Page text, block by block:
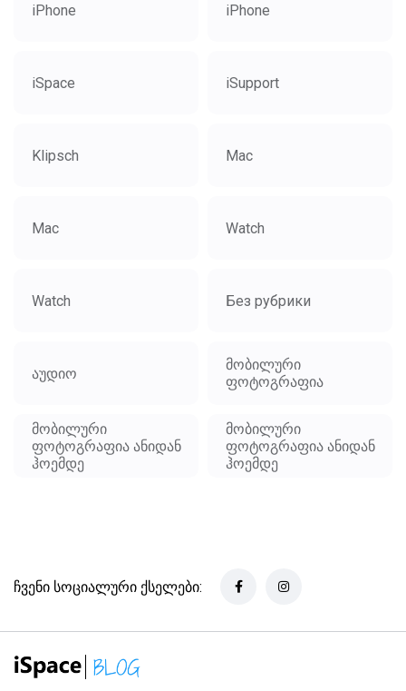
iPhone iPhone
iSpace iSupport
Klipsch Mac
Mac Watch
Watch Без рубрики
აუდიო
მობილური
ფოტოგრაფია
მობილური
ფოტოგრაფია ანიდან
ჰოემდე
მობილური
ფოტოგრაფია ანიდან
ჰოემდე
ჩვენი სოციალური ქსელები: